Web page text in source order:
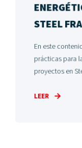
STEEL
En este
prácticas para
proyectos en
LEER